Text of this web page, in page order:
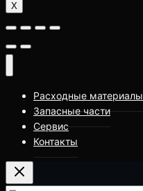
X
Расходные материалы
Запасные части
Сервис
Контакты